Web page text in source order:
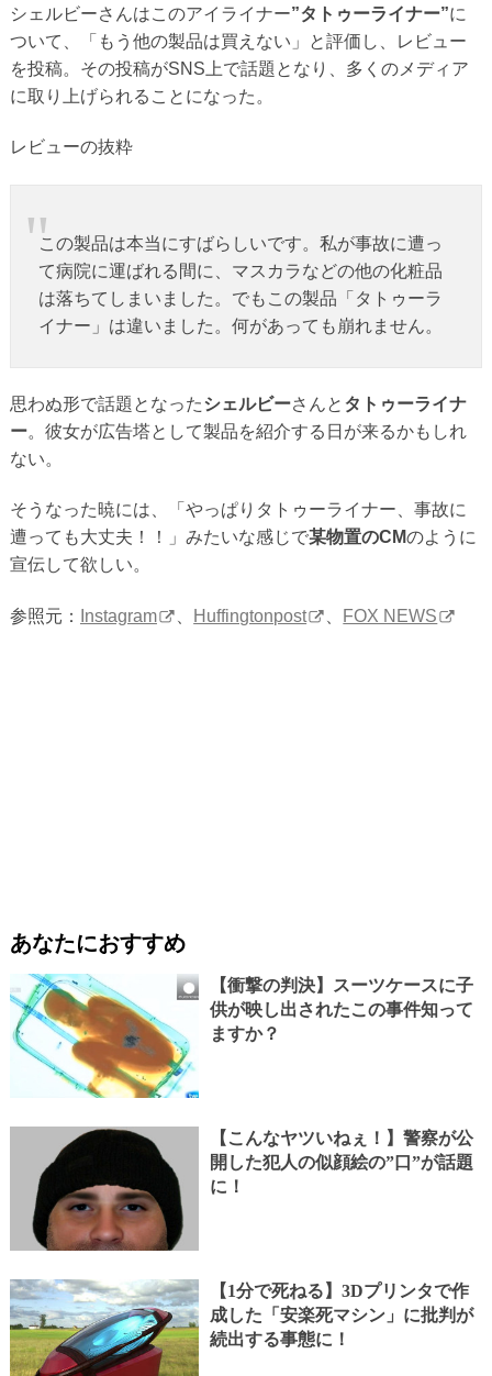
シェルビーさんはこのアイライナー”タトゥーライナー”に
ついて、「もう他の製品は買えない」と評価し、レビュー
を投稿。その投稿がSNS上で話題となり、多くのメディア
に取り上げられることになった。
レビューの抜粋
この製品は本当にすばらしいです。私が事故に遭っ
て病院に運ばれる間に、マスカラなどの他の化粧品
は落ちてしまいました。でもこの製品「タトゥーラ
イナー」は違いました。何があっても崩れません。
思わぬ形で話題となったシェルビーさんと タトゥーライナ
ー。彼女が広告塔として製品を紹介する日が来るかもしれ
ない。
そうなった暁には、「やっぱりタトゥーライナー、事故に
遭っても大丈夫！！」みたいな感じで某物置のCMのように
宣伝して欲しい。
参照元： Instagram Huffingtonpost FOX NEWS
あなたにおすすめ
【衝撃の判決】スーツケースに子
供が映し出されたこの事件知って
ますか？
【こんなヤツいねぇ！】警察が公
開した犯人の似顔絵の”口”が話題
に！
【1分で死ねる】3Dプリンタで作
成した「安楽死マシン」に批判が
続出する事態に！